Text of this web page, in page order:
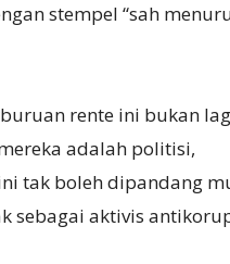
stempel “sah
rente ini bukan
adalah politisi,
tak boleh dipandang
sebagai aktivis